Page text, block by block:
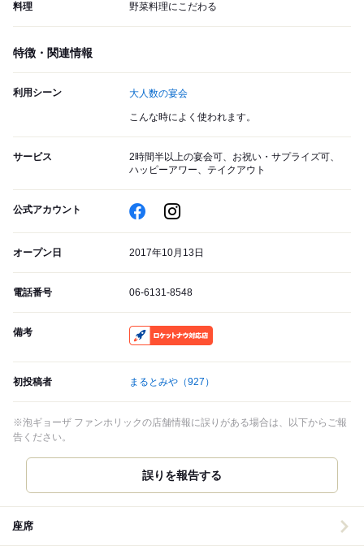
料理 野菜料理にこだわる
特徴・関連情報
利用シーン 大人数の宴会
こんな時によく使われます。
サービス
2時間半以上の宴会可、お祝い・サプライズ可、
ハッピーアワー、テイクアウト
公式アカウント
オープン日 2017年10月13日
電話番号 06-6131-8548
備考
初投稿者 まるとみや （927）
※泡ギョーザ ファンホリックの店舗情報に誤りがある場合は、以下からご報
告ください。
誤りを報告する
座席